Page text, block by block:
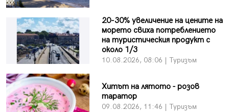
20-30% увеличение на цените на
морето свиха потреблението
на туристическия продукт с
около 1/3
10.08.2026, 08:06 | Туризъм
Хитът на лятото - розов
таратор
09.08.2026, 11:46 | Туризъм